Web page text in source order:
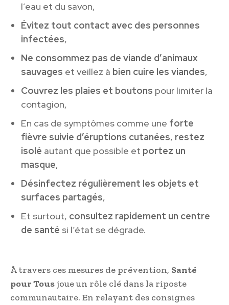
l’eau et du savon,
Évitez tout contact avec des personnes
infectées,
Ne consommez pas de viande d’animaux
sauvages et veillez à bien cuire les viandes,
Couvrez les plaies et boutons pour limiter la
contagion,
En cas de symptômes comme une forte
fièvre suivie d’éruptions cutanées, restez
isolé autant que possible et portez un
masque,
Désinfectez régulièrement les objets et
surfaces partagés,
Et surtout, consultez rapidement un centre
de santé si l’état se dégrade.
À travers ces mesures de prévention, Santé
pour Tousjoue un rôle clé dans la riposte
communautaire. En relayant des consignes